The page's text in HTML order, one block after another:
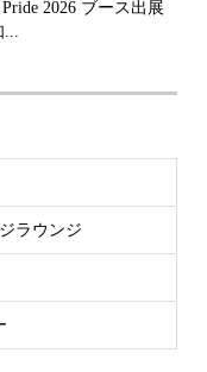
2026 ブース出展
ラウンジ